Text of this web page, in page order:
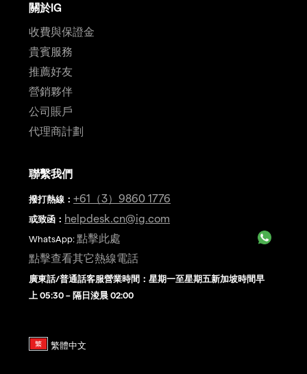
關於IG
收費與保證金
貴賓服務
推薦好友
營銷夥伴
公司賬戶
代理商計劃
聯繫我們
撥打熱線 ： +61（3）9860 1776
或致函： helpdesk.cn@ig.com
WhatsApp: 點擊此處
點擊查看其它熱線電話
廣東話/普通話客服營業時間：星期一至星期五新加坡時間早
上 05:30 – 隔日淩晨 02:00